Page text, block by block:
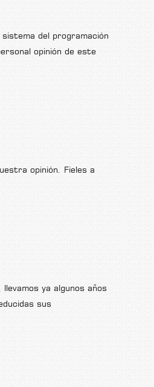
del programación
opinión de este
opinión. Fieles a
ya algunos años
sus